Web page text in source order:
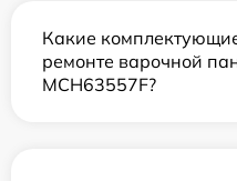
Какие
ремонте варочной
MCH63557F?